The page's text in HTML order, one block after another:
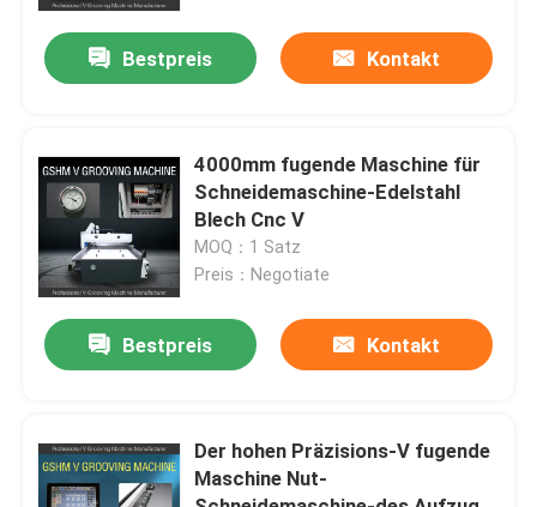
Über uns
Qualitätskontrolle
Fordern Sie ein Zitat
Hochgeschwindigkeitsv, das Maschine fugt
Automatisches V, das Maschine fugt
Bestpreis Kontakt
4000mm fugende Maschine für
Schneidemaschine-Edelstahl
Blech Cnc V
MOQ：1 Satz
Preis：Negotiate
Bestpreis Kontakt
Der hohen Präzisions-V fugende
Maschine Nut-